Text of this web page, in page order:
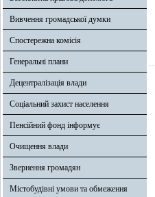
Вивчення громадської думки
Спостережна комісія
Генеральні плани
Децентралізація влади
Соціальний захист населення
Пенсійний фонд інформує
Очищення влади
Звернення громадян
Містобудівні умови та обмеження